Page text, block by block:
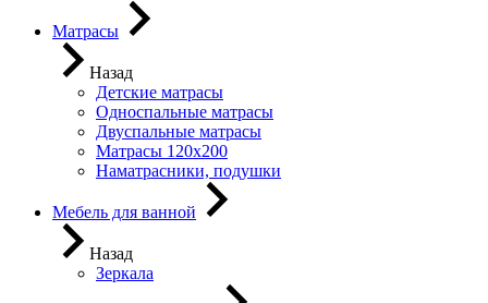
Матрасы
Назад
Детские матрасы
Односпальные матрасы
Двуспальные матрасы
Матрасы 120х200
Наматрасники, подушки
Мебель для ванной
Назад
Зеркала